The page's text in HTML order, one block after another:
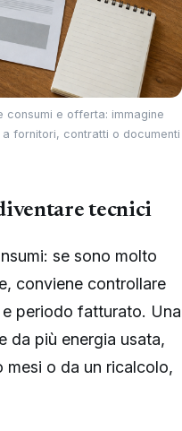
consumi e offerta: immagine
fornitori, contratti o documenti
tecnici
se sono molto
conviene controllare
periodo fatturato. Una
da più energia usata,
mesi o da un ricalcolo,